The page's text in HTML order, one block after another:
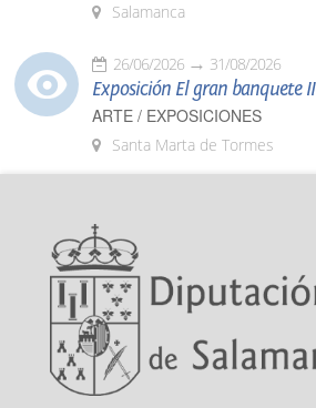
Salamanca
26/06/2026 31/08/2026
Exposición El gran banquete II
ARTE / EXPOSICIONES
Santa Marta de Tormes